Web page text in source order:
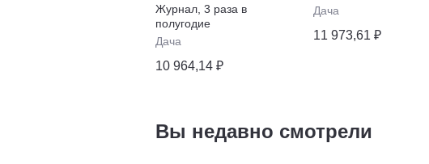
Журнал 3 раза в
полугодие
Дача
10 964,14 ₽
Дача
11 973,61 ₽
Вы недавно смотрели